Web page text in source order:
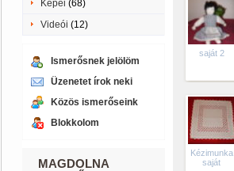
Képei (68)
Videói (12)
Ismerősnek jelölöm
Üzenetet írok neki
Közös ismerőseink
Blokkolom
MAGDOLNA
saját 2
Kézimunka
saját